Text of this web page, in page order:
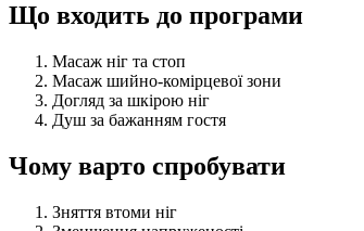
Що входить до програми
Масаж ніг та стоп
Масаж шийно-комірцевої зони
Догляд за шкірою ніг
Душ за бажанням гостя
Чому варто спробувати
Зняття втоми ніг